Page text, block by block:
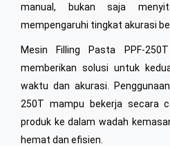
manual, bukan saja
mempengaruhi tingkat akurasi
Mesin Filling Pasta PPF-
memberikan solusi untuk
waktu dan akurasi.
250T mampu bekerja secara
produk ke dalam wadah
hemat dan efisien.